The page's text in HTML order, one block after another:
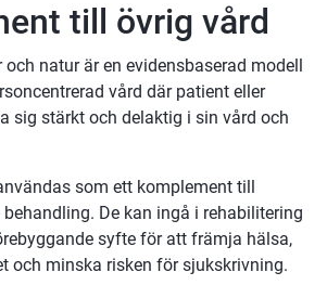
till övrig vård
natur är en evidensbaserad modell
vård där patient eller
sig stärkt och delaktig i sin vård och
som ett komplement till
De kan ingå i rehabilitering
syfte för att främja hälsa,
och minska risken för sjukskrivning.